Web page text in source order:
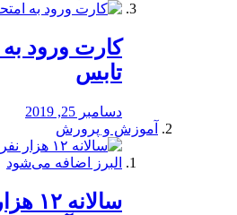
کارت ورود به
تابس
دسامبر 25, 2019
آموزش و پرورش